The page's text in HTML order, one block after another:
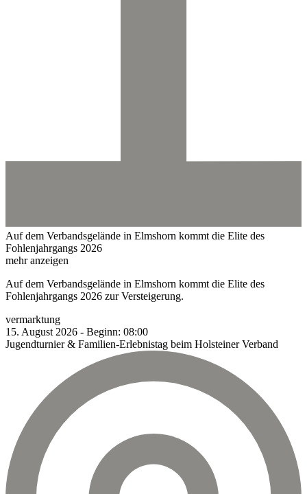
Auf dem Verbandsgelände in Elmshorn kommt die Elite des
Fohlenjahrgangs 2026
mehr anzeigen
Auf dem Verbandsgelände in Elmshorn kommt die Elite des
Fohlenjahrgangs 2026 zur Versteigerung.
vermarktung
15. August 2026 - Beginn: 08:00
Jugendturnier & Familien-Erlebnistag beim Holsteiner Verband